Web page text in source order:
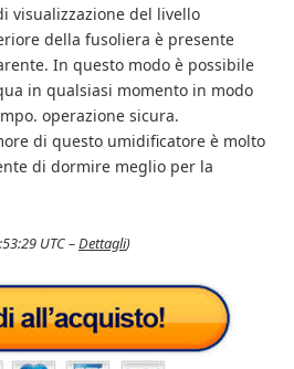
visualizzazione del livello
della fusoliera è presente
In questo modo è possibile
in qualsiasi momento in modo
operazione sicura.
di questo umidificatore è molto
di dormire meglio per la
UTC –Dettagli)